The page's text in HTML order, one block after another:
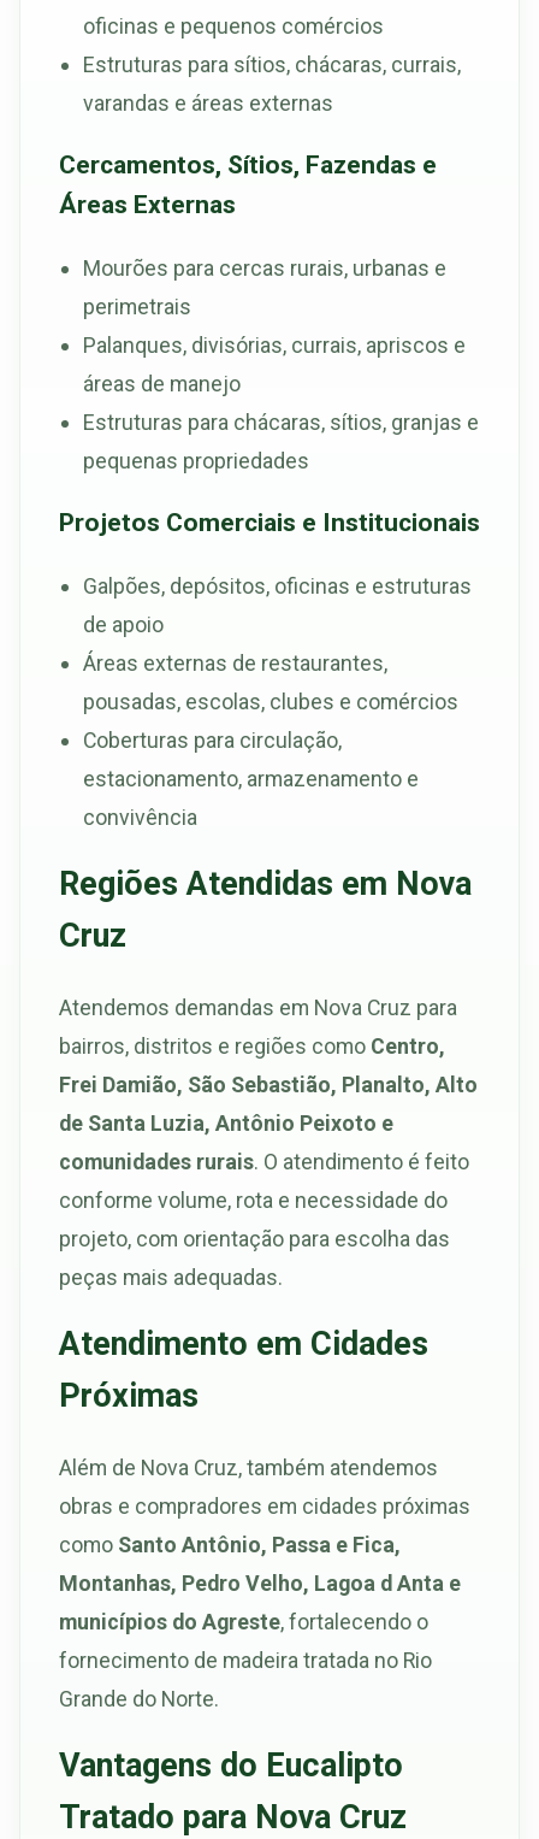
oficinas e pequenos comércios
Estruturas para sítios, chácaras, currais,
varandas e áreas externas
Cercamentos, Sítios, Fazendas e
Áreas Externas
Mourões para cercas rurais, urbanas e
perimetrais
Palanques, divisórias, currais, apriscos e
áreas de manejo
Estruturas para chácaras, sítios, granjas e
pequenas propriedades
Projetos Comerciais e Institucionais
Galpões, depósitos, oficinas e estruturas
de apoio
Áreas externas de restaurantes,
pousadas, escolas, clubes e comércios
Coberturas para circulação,
estacionamento, armazenamento e
convivência
Regiões Atendidas em Nova
Cruz
Atendemos demandas em Nova Cruz para
bairros, distritos e regiões como Centro,
Frei Damião, São Sebastião, Planalto, Alto
de Santa Luzia, Antônio Peixoto e
comunidades rurais. O atendimento é feito
conforme volume, rota e necessidade do
projeto, com orientação para escolha das
peças mais adequadas.
Atendimento em Cidades
Próximas
Além de Nova Cruz, também atendemos
obras e compradores em cidades próximas
como Santo Antônio, Passa e Fica,
Montanhas, Pedro Velho, Lagoa d Anta e
municípios do Agreste, fortalecendo o
fornecimento de madeira tratada no Rio
Grande do Norte.
Vantagens do Eucalipto
Tratado para Nova Cruz